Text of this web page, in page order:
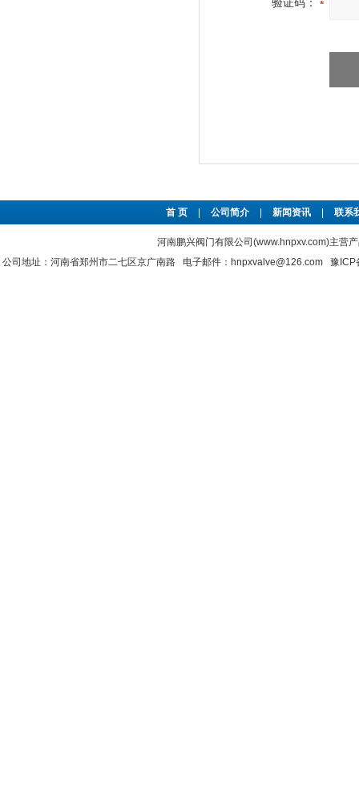
首 页 公司简介 新闻资讯 联系
河南鹏兴阀门有限公司(www.hnpxv.com)主营
公司地址：河南省郑州市二七区京广南路 电子邮件：hnpxvalve@126.com 豫ICP